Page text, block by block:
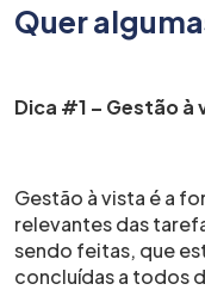
Quer
Dica #1 – Gestão à
Gestão à vista é a
relevantes das
sendo feitas, que
concluídas a todos